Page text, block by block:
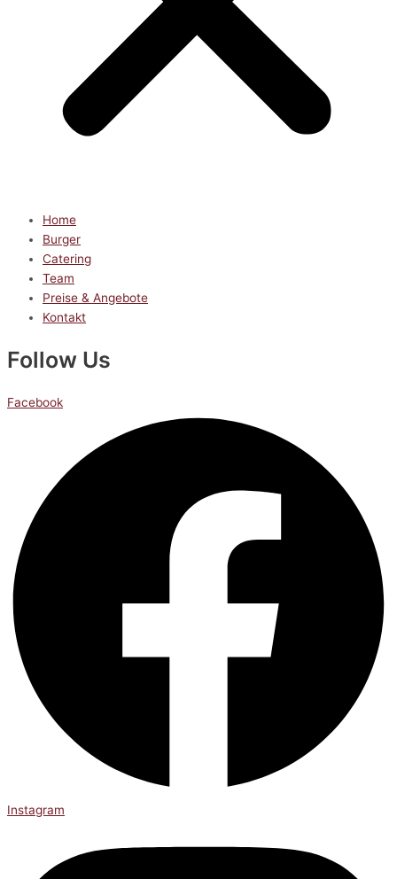
Home
Burger
Catering
Team
Preise & Angebote
Kontakt
Follow Us
Facebook
Instagram